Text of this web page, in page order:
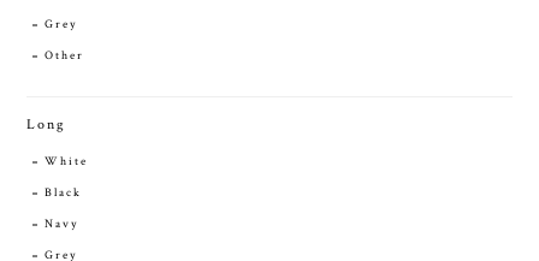
Grey
Other
Long
White
Black
Navy
Grey